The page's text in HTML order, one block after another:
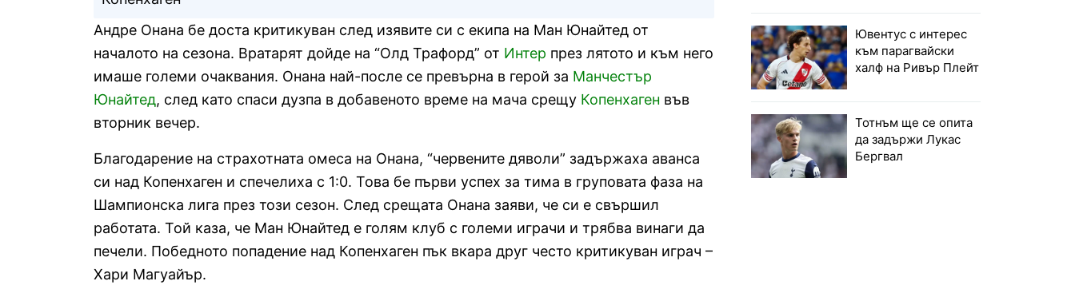
Андре Онана бе доста критикуван след изявите си с екипа на Ман Юнайтед от
началото на сезона. Вратарят дойде на “Олд Трафорд” от Интер през лятото и към него
имаше големи очаквания. Онана най-после се превърна в герой за Манчестър
Юнайтед, след като спаси дузпа в добавеното време на мача срещу Копенхаген във
вторник вечер.
Благодарение на страхотната омеса на Онана, “червените дяволи” задържаха аванса
си над Копенхаген и спечелиха с 1:0. Това бе първи успех за тима в груповата фаза на
Шампионска лига през този сезон. След срещата Онана заяви, че си е свършил
работата. Той каза, че Ман Юнайтед е голям клуб с големи играчи и трябва винаги да
печели. Победното попадение над Копенхаген пък вкара друг често критикуван играч –
Хари Магуайър.
Ювентус с интерес
към парагвайски
халф на Ривър Плейт
Тотнъм ще се опита
да задържи Лукас
Бергвал